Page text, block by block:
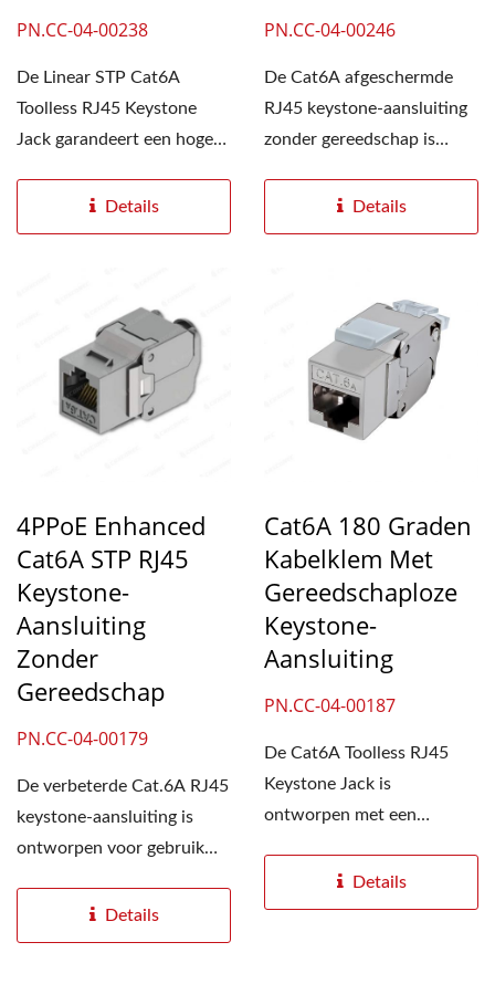
PN.CC-04-00238
De Linear STP Cat6A
Toolless RJ45 Keystone
Jack garandeert een hoge
Details
PN.CC-04-00246
De Cat6A afgeschermde
RJ45 keystone-aansluiting
zonder gereedschap is
Details
4PPoE Enhanced
Cat6A STP RJ45
Keystone-
Aansluiting
Zonder
Gereedschap
PN.CC-04-00179
De verbeterde Cat.6A RJ45
keystone-aansluiting is
ontworpen voor gebruik
Details
Cat6A 180 Graden
Kabelklem Met
Gereedschaploze
Keystone-
Aansluiting
PN.CC-04-00187
De Cat6A Toolless RJ45
Keystone Jack is
ontworpen met een
Ethernetkabels stevig...
Details